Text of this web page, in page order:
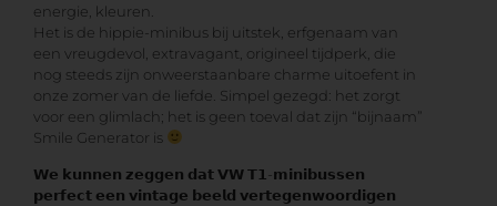
energie, kleuren.
Het is de hippie-minibus bij uitstek, erfgenaam van
een vreugdevol, extravagant, origineel tijdperk, die
nog steeds zijn onweerstaanbare charme uitoefent in
onze zomer van de liefde. Simpel gezegd: het zorgt
voor een glimlach; het is geen toeval dat zijn “bijnaam”
Smile Generator is
𝗪𝗲 𝗸𝘂𝗻𝗻𝗲𝗻 𝘇𝗲𝗴𝗴𝗲𝗻 𝗱𝗮𝘁 𝗩𝗪 𝗧𝟭-𝗺𝗶𝗻𝗶𝗯𝘂𝘀𝘀𝗲𝗻
𝗽𝗲𝗿𝗳𝗲𝗰𝘁 𝗲𝗲𝗻 𝘃𝗶𝗻𝘁𝗮𝗴𝗲 𝗯𝗲𝗲𝗹𝗱 𝘃𝗲𝗿𝘁𝗲𝗴𝗲𝗻𝘄𝗼𝗼𝗿𝗱𝗶𝗴𝗲𝗻